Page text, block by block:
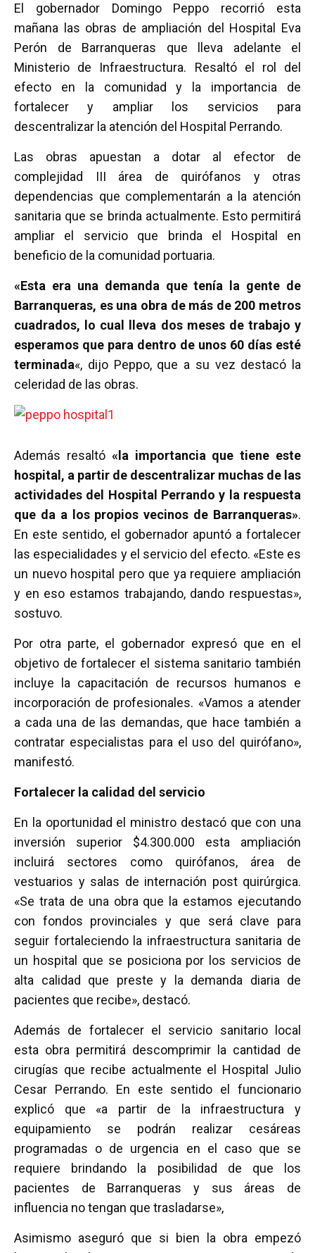
ce
b
o
o
k
tt
er
at
s
A
p
ail m
p
ar
tir
El gobernador Domingo Peppo recorrió esta
mañana las obras de ampliación del Hospital Eva
Perón de Barranqueras que lleva adelante el
Ministerio de Infraestructura. Resaltó el rol del
efecto en la comunidad y la importancia de
fortalecer y ampliar los servicios para
descentralizar la atención del Hospital Perrando.
Las obras apuestan a dotar al efector de
complejidad III área de quirófanos y otras
dependencias que complementarán a la atención
sanitaria que se brinda actualmente. Esto permitirá
ampliar el servicio que brinda el Hospital en
beneficio de la comunidad portuaria.
«Esta era una demanda que tenía la gente de
Barranqueras, es una obra de más de 200 metros
cuadrados, lo cual lleva dos meses de trabajo y
esperamos que para dentro de unos 60 días esté
terminada«, dijo Peppo, que a su vez destacó la
celeridad de las obras.
Además resaltó «la importancia que tiene este
hospital, a partir de descentralizar muchas de las
actividades del Hospital Perrando y la respuesta
que da a los propios vecinos de Barranqueras».
En este sentido, el gobernador apuntó a fortalecer
las especialidades y el servicio del efecto. «Este es
un nuevo hospital pero que ya requiere ampliación
y en eso estamos trabajando, dando respuestas»,
sostuvo.
Por otra parte, el gobernador expresó que en el
objetivo de fortalecer el sistema sanitario también
incluye la capacitación de recursos humanos e
incorporación de profesionales. «Vamos a atender
a cada una de las demandas, que hace también a
contratar especialistas para el uso del quirófano»,
manifestó.
Fortalecer la calidad del servicio
En la oportunidad el ministro destacó que con una
inversión superior $4.300.000 esta ampliación
incluirá sectores como quirófanos, área de
vestuarios y salas de internación post quirúrgica.
«Se trata de una obra que la estamos ejecutando
con fondos provinciales y que será clave para
seguir fortaleciendo la infraestructura sanitaria de
un hospital que se posiciona por los servicios de
alta calidad que preste y la demanda diaria de
pacientes que recibe», destacó.
Además de fortalecer el servicio sanitario local
esta obra permitirá descomprimir la cantidad de
cirugías que recibe actualmente el Hospital Julio
Cesar Perrando. En este sentido el funcionario
explicó que «a partir de la infraestructura y
equipamiento se podrán realizar cesáreas
programadas o de urgencia en el caso que se
requiere brindando la posibilidad de que los
pacientes de Barranqueras y sus áreas de
influencia no tengan que trasladarse»,
Asimismo aseguró que si bien la obra empezó